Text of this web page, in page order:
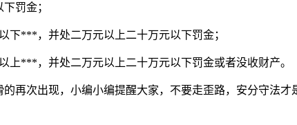
罚金；
下***，并处二万元以上二十万元以下罚金；
上***，并处二万元以上二十万元以下罚金或者没收财产。
再次出现，小编小编提醒大家，不要走歪路，安分守法才